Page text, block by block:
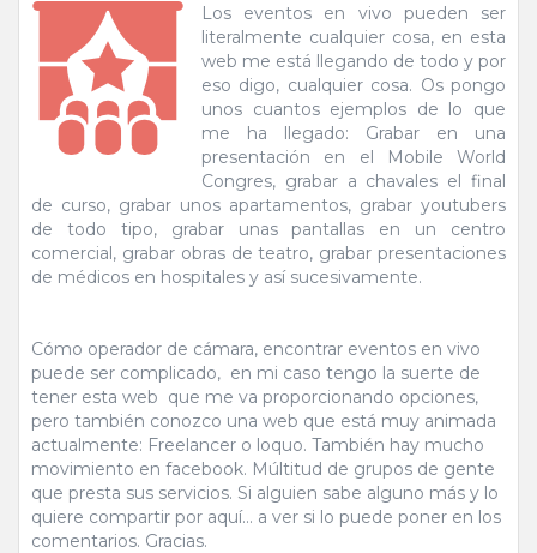
Los eventos en vivo pueden ser
literalmente cualquier cosa, en esta
web me está llegando de todo y por
eso digo, cualquier cosa. Os pongo
unos cuantos ejemplos de lo que
me ha llegado: Grabar en una
presentación en el Mobile World
Congres, grabar a chavales el final
de curso, grabar unos apartamentos, grabar youtubers
de todo tipo, grabar unas pantallas en un centro
comercial, grabar obras de teatro, grabar presentaciones
de médicos en hospitales y así sucesivamente.
Cómo operador de cámara, encontrar eventos en vivo
puede ser complicado, en mi caso tengo la suerte de
tener esta web que me va proporcionando opciones,
pero también conozco una web que está muy animada
actualmente: Freelancer o loquo. También hay mucho
movimiento en facebook. Múltitud de grupos de gente
que presta sus servicios. Si alguien sabe alguno más y lo
quiere compartir por aquí... a ver si lo puede poner en los
comentarios. Gracias.